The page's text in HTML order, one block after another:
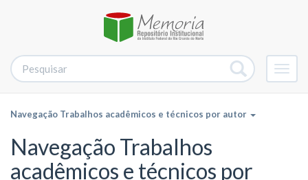
Navegação Trabalhos acadêmicos e técnicos por autor
Navegação Trabalhos
acadêmicos e técnicos por